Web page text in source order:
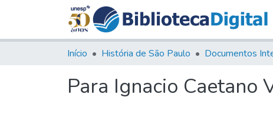
Início História de São Paulo Documentos
Para Ignacio Caetano